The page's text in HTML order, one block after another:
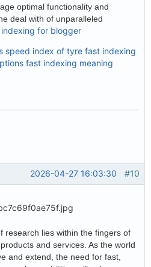
optimal functionality and
deal with of unparalleled
for blogger
speed index of tyre fast indexing
fast indexing meaning
#10
2026-04-27 16:03:30
research lies within the fingers of
and services. As the world
and extend, the need for fast,